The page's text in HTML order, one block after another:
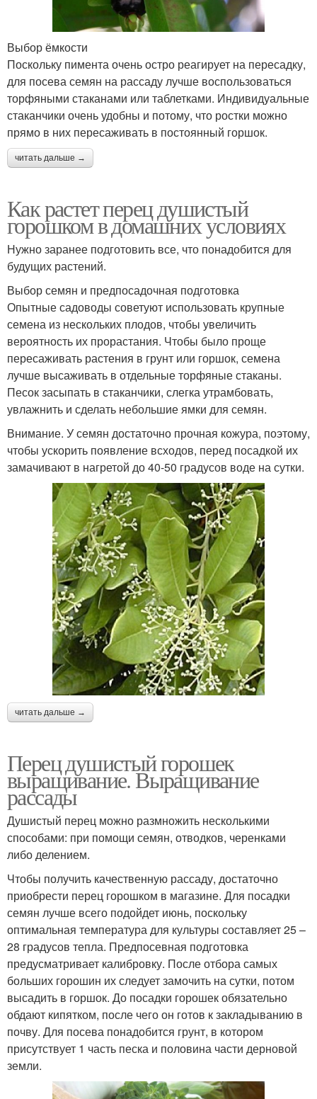
Выбор ёмкости
Поскольку пимента очень остро реагирует на пересадку,
для посева семян на рассаду лучше воспользоваться
торфяными стаканами или таблетками. Индивидуальные
стаканчики очень удобны и потому, что ростки можно
прямо в них пересаживать в постоянный горшок.
читать дальше →
Как растет перец душистый
горошком в домашних условиях
Нужно заранее подготовить все, что понадобится для
будущих растений.
Выбор семян и предпосадочная подготовка
Опытные садоводы советуют использовать крупные
семена из нескольких плодов, чтобы увеличить
вероятность их прорастания. Чтобы было проще
пересаживать растения в грунт или горшок, семена
лучше высаживать в отдельные торфяные стаканы.
Песок засыпать в стаканчики, слегка утрамбовать,
увлажнить и сделать небольшие ямки для семян.
Внимание. У семян достаточно прочная кожура, поэтому,
чтобы ускорить появление всходов, перед посадкой их
замачивают в нагретой до 40-50 градусов воде на сутки.
читать дальше →
Перец душистый горошек
выращивание. Выращивание
рассады
Душистый перец можно размножить несколькими
способами: при помощи семян, отводков, черенками
либо делением.
Чтобы получить качественную рассаду, достаточно
приобрести перец горошком в магазине. Для посадки
семян лучше всего подойдет июнь, поскольку
оптимальная температура для культуры составляет 25 –
28 градусов тепла. Предпосевная подготовка
предусматривает калибровку. После отбора самых
больших горошин их следует замочить на сутки, потом
высадить в горшок. До посадки горошек обязательно
обдают кипятком, после чего он готов к закладыванию в
почву. Для посева понадобится грунт, в котором
присутствует 1 часть песка и половина части дерновой
земли.